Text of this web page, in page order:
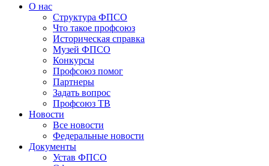
О нас
Структура ФПСО
Что такое профсоюз
Историческая справка
Музей ФПСО
Конкурсы
Профсоюз помог
Партнеры
Задать вопрос
Профсоюз ТВ
Новости
Все новости
Федеральные новости
Документы
Устав ФПСО